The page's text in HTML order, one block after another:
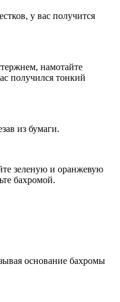
у вас получится
намотайте
получился тонкий
из бумаги.
зеленую и оранжевую
бахромой.
основание бахромы